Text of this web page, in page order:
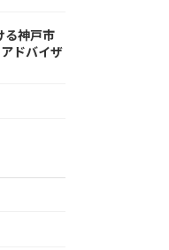
る神戸市
ドバイザ